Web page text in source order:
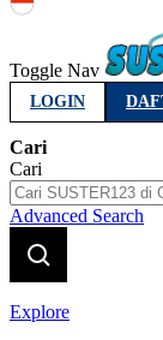
Toggle Nav
LOGIN
Cari
Cari
Advanced Search
Explore